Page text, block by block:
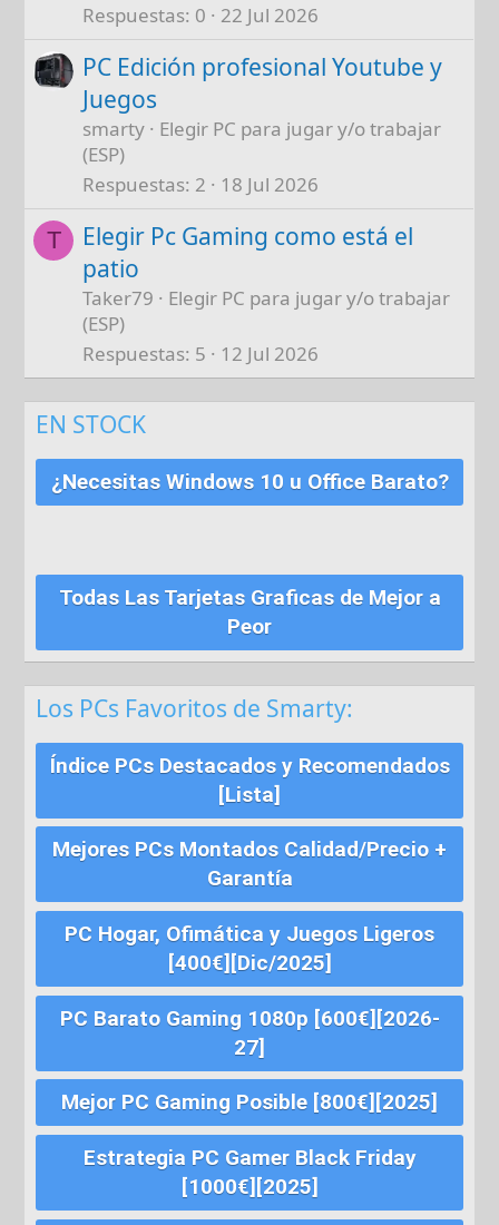
Respuestas 0 22 Jul 2026
PC Edición profesional Youtube y
Juegos
smarty
Elegir PC para jugar y/o trabajar
(ESP)
Respuestas 2 18 Jul 2026
T
Elegir Pc Gaming como está el
patio
Taker79
Elegir PC para jugar y/o trabajar
(ESP)
Respuestas 5 12 Jul 2026
EN STOCK
¿Necesitas Windows 10 u Office Barato?
Todas Las Tarjetas Graficas de Mejor a
Peor
Los PCs Favoritos de Smarty:
Índice PCs Destacados y Recomendados
[Lista]
Mejores PCs Montados Calidad/Precio +
Garantía
PC Hogar, Ofimática y Juegos Ligeros
[400€][Dic/2025]
PC Barato Gaming 1080p [600€][2026-
27]
Mejor PC Gaming Posible [800€][2025]
Estrategia PC Gamer Black Friday
[1000€][2025]